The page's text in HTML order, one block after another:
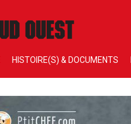
HISTOIRE(S) & DOCUMENTS